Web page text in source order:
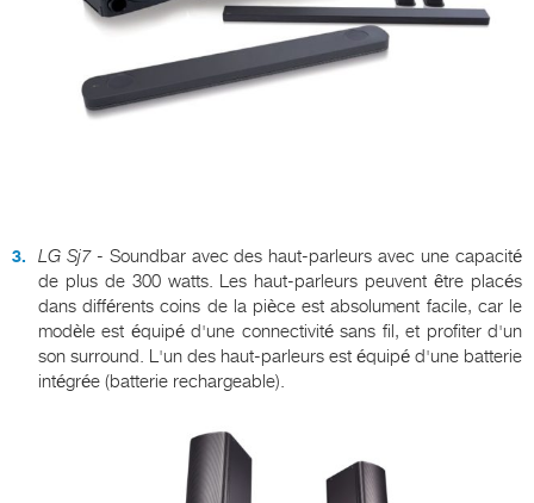
LG Sj7- Soundbar avec des haut-parleurs avec une capacité
de plus de 300 watts. Les haut-parleurs peuvent être placés
dans différents coins de la pièce est absolument facile, car le
modèle est équipé d'une connectivité sans fil, et profiter d'un
son surround. L'un des haut-parleurs est équipé d'une batterie
intégrée (batterie rechargeable).